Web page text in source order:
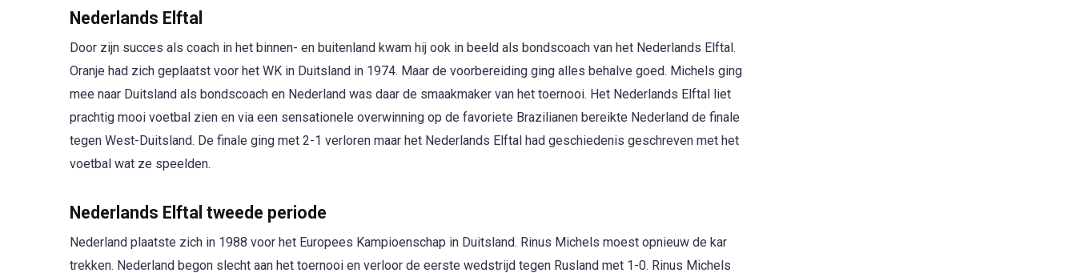
Nederlands Elftal
Door zijn succes als coach in het binnen- en buitenland kwam hij ook in beeld als bondscoach van het Nederlands Elftal.
Oranje had zich geplaatst voor het WK in Duitsland in 1974. Maar de voorbereiding ging alles behalve goed. Michels ging
mee naar Duitsland als bondscoach en Nederland was daar de smaakmaker van het toernooi. Het Nederlands Elftal liet
prachtig mooi voetbal zien en via een sensationele overwinning op de favoriete Brazilianen bereikte Nederland de finale
tegen West-Duitsland. De finale ging met 2-1 verloren maar het Nederlands Elftal had geschiedenis geschreven met het
voetbal wat ze speelden.
Nederlands Elftal tweede periode
Nederland plaatste zich in 1988 voor het Europees Kampioenschap in Duitsland. Rinus Michels moest opnieuw de kar
trekken. Nederland begon slecht aan het toernooi en verloor de eerste wedstrijd tegen Rusland met 1-0. Rinus Michels